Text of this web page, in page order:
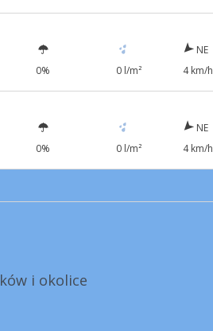
0% 0 l/m²
NE
4 km/h
0% 0 l/m²
NE
4 km/h
i okolice